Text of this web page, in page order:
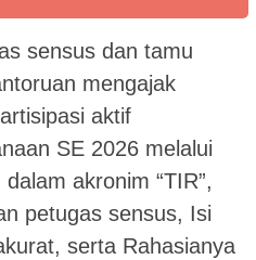
sensus dan tamu
mengajak
aktif
SE 2026 melalui
akronim “TIR”,
petugas sensus, Isi
serta Rahasianya